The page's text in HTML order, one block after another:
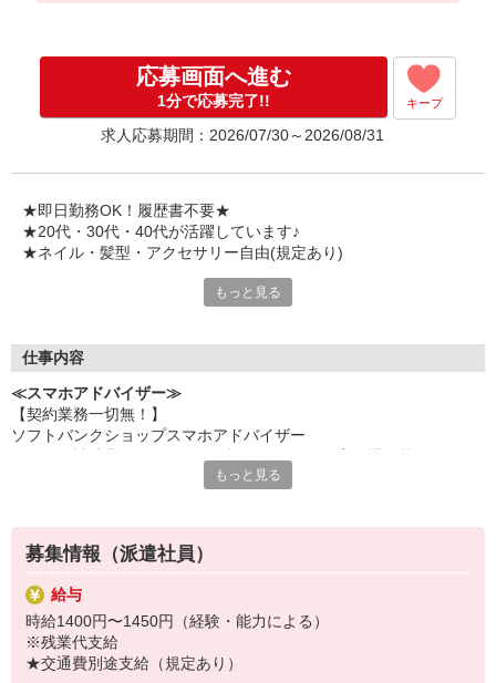
入社祝い金10万円支給(規定有)
お友達を紹介頂くと,
インセンティブ支給(規定有)
゜・。○。・゜+゜・。○。・゜+゜
応募画面へ進む
1分で応募完了!! キープ
求人応募期間：2026/07/30～2026/08/31
★即日勤務OK！履歴書不要★
★20代・30代・40代が活躍しています♪
★ネイル・髪型・アクセサリー自由(規定あり)
シエロのご紹介するお店は、
優しい人間関係がある場所ばかり！
【選べるお仕事いろいろ】
￣￣￣￣￣￣￣￣￣￣￣
事務、経理、データ入力、コールセンター、受付
機械/食品製造・梱包・仕分け・加工・組立・検査
▼美容系
眉毛サロンのアイブロウ・ネイリスト・エステ
▼営業・販売
法人営業・アパレル販売・個別指導塾・人材紹介
▼人気案件も多数♪
短期・期間限定・オープニング・官公庁案件
上場/優良/大手企業など
もっと見る
仕事内容
≪スマホアドバイザー≫
【契約業務一切無！】
ソフトバンクショップスマホアドバイザー
※未経験大歓迎、幅広い年齢層活躍！
もっと見る
募集情報（派遣社員）
給与
時給1400円〜1450円（経験・能力による）
※残業代支給
★交通費別途支給（規定あり）